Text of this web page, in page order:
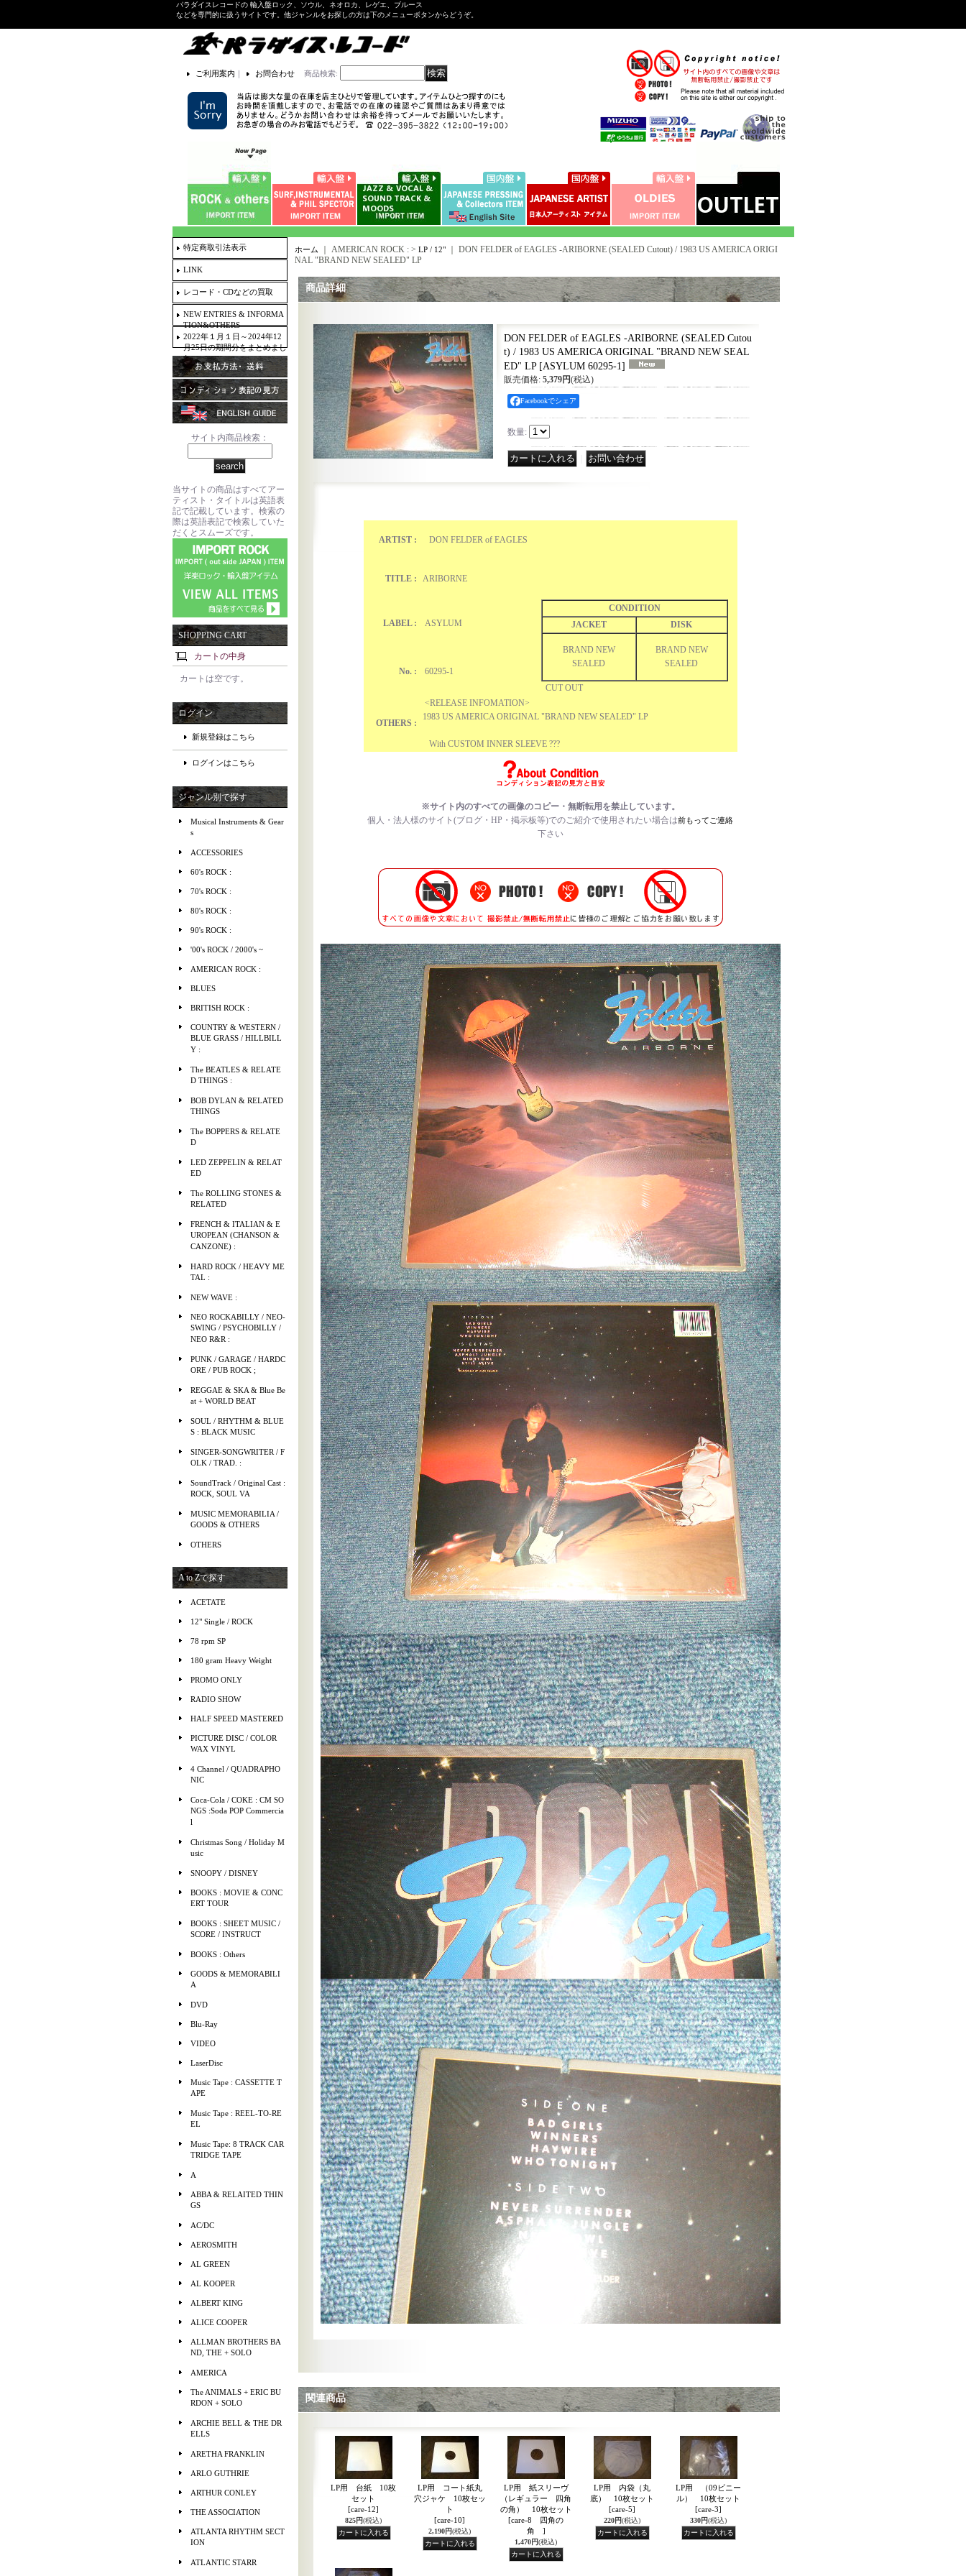
パラダイスレコードの 輸入盤ロック、ソウル、ネオロカ、レゲエ、ブルース
などを専門的に扱うサイトです。他ジャンルをお探しの方は下のメニューボタンからどうぞ。
ご利用案内 ｜ お問合わせ 商品検索:
特定商取引法表示
LINK
レコード・CDなどの買取
NEW ENTRIES & INFORMA
TION&OTHERS
2022年１月１日～2024年12
月25日の期間分をまとめまし
た。
サイト内商品検索：
当サイトの商品はすべてアー
ティスト・タイトルは英語表
記で記載しています。検索の
際は英語表記で検索していた
だくとスムーズです。
SHOPPING CART
カートの中身
カートは空です。
ログイン
新規登録はこちら
ログインはこちら
ジャンル別で探す
Musical Instruments & Gear
s
ACCESSORIES
60's ROCK :
70's ROCK :
80's ROCK :
90's ROCK :
'00's ROCK / 2000's ~
AMERICAN ROCK :
BLUES
BRITISH ROCK :
COUNTRY & WESTERN /
BLUE GRASS / HILLBILL
Y :
The BEATLES & RELATE
D THINGS :
BOB DYLAN & RELATED
THINGS
The BOPPERS & RELATE
D
LED ZEPPELIN & RELAT
ED
The ROLLING STONES &
RELATED
FRENCH & ITALIAN & E
UROPEAN (CHANSON &
CANZONE) :
HARD ROCK / HEAVY ME
TAL :
NEW WAVE :
NEO ROCKABILLY / NEO-
SWING / PSYCHOBILLY /
NEO R&R :
PUNK / GARAGE / HARDC
ORE / PUB ROCK ;
REGGAE & SKA & Blue Be
at + WORLD BEAT
SOUL / RHYTHM & BLUE
S : BLACK MUSIC
SINGER-SONGWRITER / F
OLK / TRAD. :
SoundTrack / Original Cast :
ROCK, SOUL VA
MUSIC MEMORABILIA /
GOODS & OTHERS
OTHERS
A to Zで探す
ACETATE
12" Single / ROCK
78 rpm SP
180 gram Heavy Weight
PROMO ONLY
RADIO SHOW
HALF SPEED MASTERED
PICTURE DISC / COLOR
WAX VINYL
4 Channel / QUADRAPHO
NIC
Coca-Cola / COKE : CM SO
NGS :Soda POP Commercia
l
Christmas Song / Holiday M
usic
SNOOPY / DISNEY
BOOKS : MOVIE & CONC
ERT TOUR
BOOKS : SHEET MUSIC /
SCORE / INSTRUCT
BOOKS : Others
GOODS & MEMORABILI
A
DVD
Blu-Ray
VIDEO
LaserDisc
Music Tape : CASSETTE T
APE
Music Tape : REEL-TO-RE
EL
Music Tape: 8 TRACK CAR
TRIDGE TAPE
A
ABBA & RELAITED THIN
GS
AC/DC
AEROSMITH
AL GREEN
AL KOOPER
ALBERT KING
ALICE COOPER
ALLMAN BROTHERS BA
ND, THE + SOLO
AMERICA
The ANIMALS + ERIC BU
RDON + SOLO
ARCHIE BELL & THE DR
ELLS
ARETHA FRANKLIN
ARLO GUTHRIE
ARTHUR CONLEY
THE ASSOCIATION
ATLANTA RHYTHM SECT
ION
ATLANTIC STARR
ホーム ｜ AMERICAN ROCK : > LP / 12"｜ DON FELDER of EAGLES -ARIBORNE (SEALED Cutout) / 1983 US AMERICA ORIGI
NAL "BRAND NEW SEALED" LP
商品詳細
DON FELDER of EAGLES -ARIBORNE (SEALED Cutou
t) / 1983 US AMERICA ORIGINAL "BRAND NEW SEAL
ED" LP [ASYLUM 60295-1]
販売価格: 5,379円(税込)
Facebookでシェア
数量:
ARTIST : DON FELDER of EAGLES
TITLE : ARIBORNE
LABEL : ASYLUM
CONDITION
JACKET
DISK
BRAND NEW
SEALED
BRAND NEW
SEALED
CUT OUT
No. : 60295-1
OTHERS :
<RELEASE INFOMATION>
1983 US AMERICA ORIGINAL "BRAND NEW SEALED" LP
With CUSTOM INNER SLEEVE ???
※サイト内のすべての画像のコピー・無断転用を禁止しています。
個人・法人様のサイト(ブログ・HP・掲示板等)でのご紹介で使用されたい場合は前もってご連絡
下さい
関連商品
LP用 台紙 10枚
セット
[care-12]
825円(税込)
LP用 コート紙丸
穴ジャケ 10枚セッ
ト
[care-10]
2,190円(税込)
LP用 紙スリーヴ
（レギュラー 四角
の角） 10枚セット
[care-8 四角の
角 ]
1,470円(税込)
LP用 内袋（丸
底） 10枚セット
[care-5]
220円(税込)
LP用 （09ビニー
ル） 10枚セット
[care-3]
330円(税込)